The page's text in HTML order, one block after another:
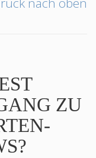
ZU